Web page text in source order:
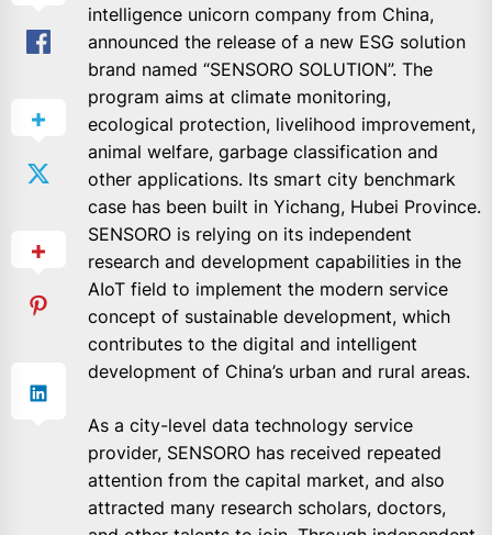
intelligence unicorn company from China,
announced the release of a new ESG solution
brand named “SENSORO SOLUTION”. The
program aims at climate monitoring,
ecological protection, livelihood improvement,
animal welfare, garbage classification and
other applications. Its smart city benchmark
case has been built in Yichang, Hubei Province.
SENSORO is relying on its independent
research and development capabilities in the
AIoT field to implement the modern service
concept of sustainable development, which
contributes to the digital and intelligent
development of China’s urban and rural areas.
As a city-level data technology service
provider, SENSORO has received repeated
attention from the capital market, and also
attracted many research scholars, doctors,